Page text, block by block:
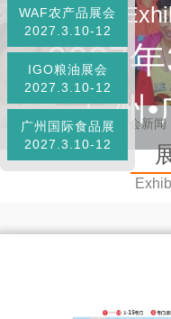
2027
广州
WAF农产品展会
2027.3.10-12
IGO粮油展会
2027.3.10-12
广州国际食品展
2027.3.10-12
首页»媒体中心 » 展会新闻